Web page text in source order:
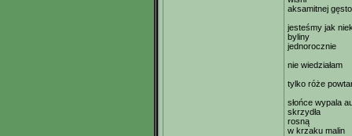
aksamitnej
jesteśmy jak
byliny
jednorocznie
nie wiedziałam
tylko róże
słońce wypala
skrzydła
rosną
w krzaku malin